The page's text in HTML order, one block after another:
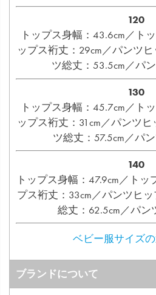
120
トップス身幅：43.6cm／ト
ップス裄丈：29cm／パンツ
ツ総丈：53.5cm／パ
130
トップス身幅：45.7cm／ト
ップス裄丈：31cm／パンツ
ツ総丈：57.5cm／パ
140
トップス身幅：47.9cm／トッ
プス裄丈：33cm／パンツヒ
総丈：62.5cm／パン
ベビー服サイズ
ブランドについて